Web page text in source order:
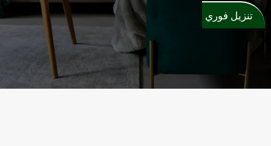
تنزيل فوري